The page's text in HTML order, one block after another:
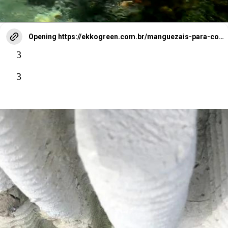
Opening https://ekkogreen.com.br/manguezais-para-combater-impacto-ambiental/?utm_source=google&utm_medium=web-stories&utm_campaign=meio-ambiente&utm_term=manguezais
3
3